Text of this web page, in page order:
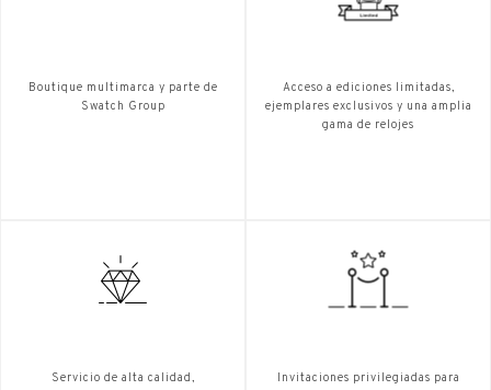
Boutique multimarca y parte de
Swatch Group
Acceso a ediciones limitadas,
ejemplares exclusivos y una amplia
gama de relojes
Servicio de alta calidad,
Invitaciones privilegiadas para